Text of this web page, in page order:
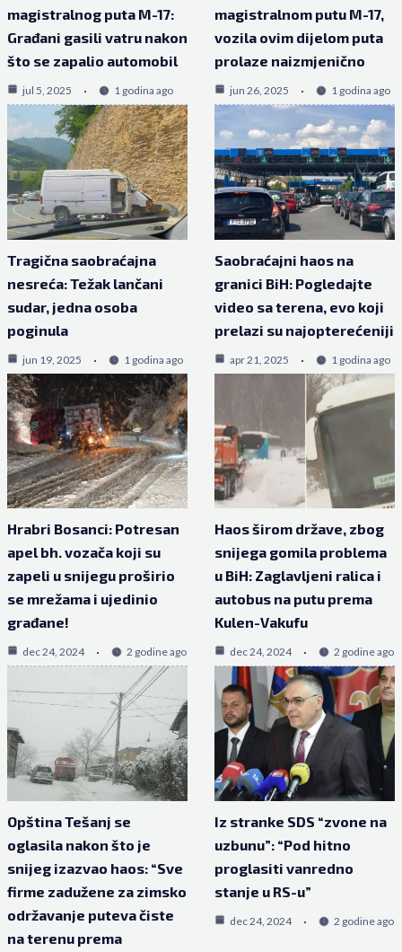
magistralnog puta M-17:
Građani gasili vatru nakon
što se zapalio automobil
jul 5, 2025 1 godina ago
magistralnom putu M-17,
vozila ovim dijelom puta
prolaze naizmjenično
jun 26, 2025 1 godina ago
Tragična saobraćajna
nesreća: Težak lančani
sudar, jedna osoba
poginula
jun 19, 2025 1 godina ago
Saobraćajni haos na
granici BiH: Pogledajte
video sa terena, evo koji
prelazi su najopterećeniji
apr 21, 2025 1 godina ago
Hrabri Bosanci: Potresan
apel bh. vozača koji su
zapeli u snijegu proširio
se mrežama i ujedinio
građane!
dec 24, 2024 2 godine ago
Haos širom države, zbog
snijega gomila problema
u BiH: Zaglavljeni ralica i
autobus na putu prema
Kulen-Vakufu
dec 24, 2024 2 godine ago
Opština Tešanj se
oglasila nakon što je
snijeg izazvao haos: “Sve
firme zadužene za zimsko
održavanje puteva čiste
na terenu prema
Iz stranke SDS “zvone na
uzbunu”: “Pod hitno
proglasiti vanredno
stanje u RS-u”
dec 24, 2024 2 godine ago